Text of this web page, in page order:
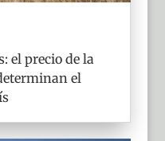
el precio de la
el